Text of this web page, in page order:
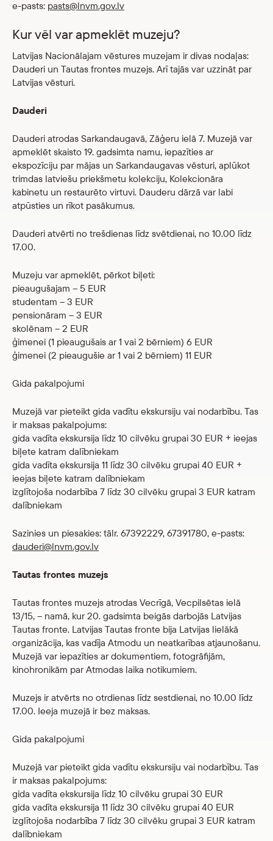
e-pasts: pasts@lnvm.gov.lv
Kur vēl var apmeklēt muzeju?
Latvijas Nacionālajam vēstures muzejam ir divas nodaļas:
Dauderi un Tautas frontes muzejs. Arī tajās var uzzināt par
Latvijas vēsturi.
Dauderi
Dauderi atrodas Sarkandaugavā, Zāģeru ielā 7. Muzejā var
apmeklēt skaisto 19. gadsimta namu, iepazīties ar
ekspozīciju par mājas un Sarkandaugavas vēsturi, aplūkot
trimdas latviešu priekšmetu kolekciju, Kolekcionāra
kabinetu un restaurēto virtuvi. Dauderu dārzā var labi
atpūsties un rīkot pasākumus.
Dauderi atvērti no trešdienas līdz svētdienai, no 10.00 līdz
17.00.
Muzeju var apmeklēt, pērkot biļeti:
pieaugušajam – 5 EUR
studentam – 3 EUR
pensionāram – 3 EUR
skolēnam – 2 EUR
ģimenei (1 pieaugušais ar 1 vai 2 bērniem) 6 EUR
ģimenei (2 pieaugušie ar 1 vai 2 bērniem) 11 EUR
Gida pakalpojumi
Muzejā var pieteikt gida vadītu ekskursiju vai nodarbību. Tas
ir maksas pakalpojums:
gida vadīta ekskursija līdz 10 cilvēku grupai 30 EUR + ieejas
biļete katram dalībniekam
gida vadīta ekskursija 11 līdz 30 cilvēku grupai 40 EUR +
ieejas biļete katram dalībniekam
izglītojoša nodarbība 7 līdz 30 cilvēku grupai 3 EUR katram
dalībniekam
Sazinies un piesakies: tālr. 67392229, 67391780, e-pasts:
dauderi@lnvm.gov.lv
Tautas frontes muzejs
Tautas frontes muzejs atrodas Vecrīgā, Vecpilsētas ielā
13/15, – namā, kur 20. gadsimta beigās darbojās Latvijas
Tautas fronte. Latvijas Tautas fronte bija Latvijas lielākā
organizācija, kas vadīja Atmodu un neatkarības atjaunošanu.
Muzejā var iepazīties ar dokumentiem, fotogrāfijām,
kinohronikām par Atmodas laika notikumiem.
Muzejs ir atvērts no otrdienas līdz sestdienai, no 10.00 līdz
17.00. Ieeja muzejā ir bez maksas.
Gida pakalpojumi
Muzejā var pieteikt gida vadītu ekskursiju vai nodarbību. Tas
ir maksas pakalpojums:
gida vadīta ekskursija līdz 10 cilvēku grupai 30 EUR
gida vadīta ekskursija 11 līdz 30 cilvēku grupai 40 EUR
izglītojoša nodarbība 7 līdz 30 cilvēku grupai 3 EUR katram
dalībniekam